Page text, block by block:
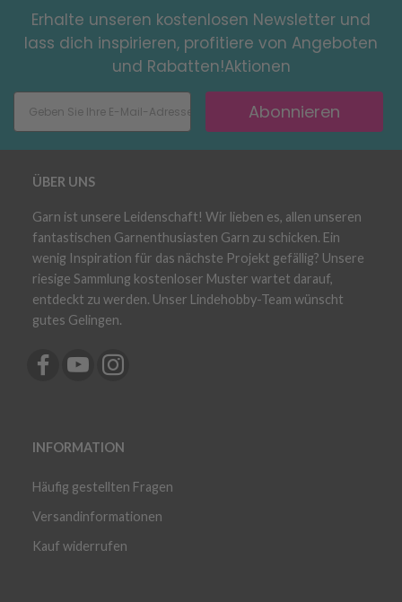
Erhalte unseren kostenlosen Newsletter und
lass dich inspirieren, profitiere von Angeboten
und Rabatten!Aktionen
Abonnieren
ÜBER UNS
Garn ist unsere Leidenschaft! Wir lieben es, allen unseren
fantastischen Garnenthusiasten Garn zu schicken. Ein
wenig Inspiration für das nächste Projekt gefällig? Unsere
riesige Sammlung kostenloser Muster wartet darauf,
entdeckt zu werden. Unser Lindehobby-Team wünscht
gutes Gelingen.
INFORMATION
Häufig gestellten Fragen
Versandinformationen
Kauf widerrufen